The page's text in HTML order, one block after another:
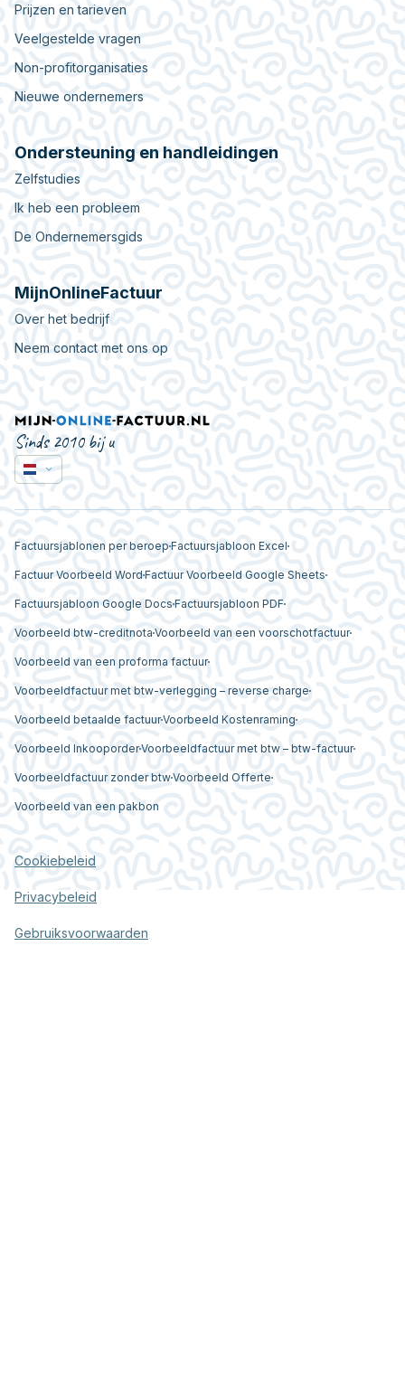
Prijzen en tarieven
Veelgestelde vragen
Non-profitorganisaties
Nieuwe ondernemers
Ondersteuning en handleidingen
Zelfstudies
Ik heb een probleem
De Ondernemersgids
MijnOnlineFactuur
Over het bedrijf
Neem contact met ons op
Sinds 2010 bij u
Factuursjablonen per beroep Factuursjabloon Excel
Factuur Voorbeeld Word Factuur Voorbeeld Google Sheets
Factuursjabloon Google Docs Factuursjabloon PDF
Voorbeeld btw-creditnota Voorbeeld van een voorschotfactuur
Voorbeeld van een proforma factuur
Voorbeeldfactuur met btw-verlegging – reverse charge
Voorbeeld betaalde factuurVoorbeeld Kostenraming
Voorbeeld InkooporderVoorbeeldfactuur met btw – btw-factuur
Voorbeeldfactuur zonder btwVoorbeeld Offerte
Voorbeeld van een pakbon
Cookiebeleid
Privacybeleid
Gebruiksvoorwaarden